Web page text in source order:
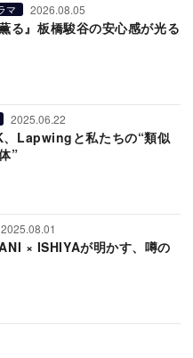
マ 2026.08.05
薫る』板橋駿谷の安心感が光る
2025.06.22
Lapwingと私たちの“類似
”
2025.08.01
× ISHIYAが明かす、噂の